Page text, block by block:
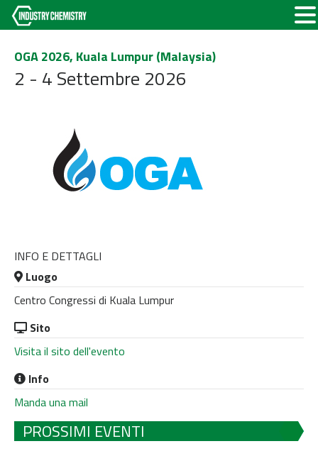
OGA 2026, Kuala Lumpur (Malaysia)
2 - 4 Settembre 2026
INFO E DETTAGLI
Luogo
Centro Congressi di Kuala Lumpur
Sito
Visita il sito dell'evento
Info
Manda una mail
PROSSIMI EVENTI